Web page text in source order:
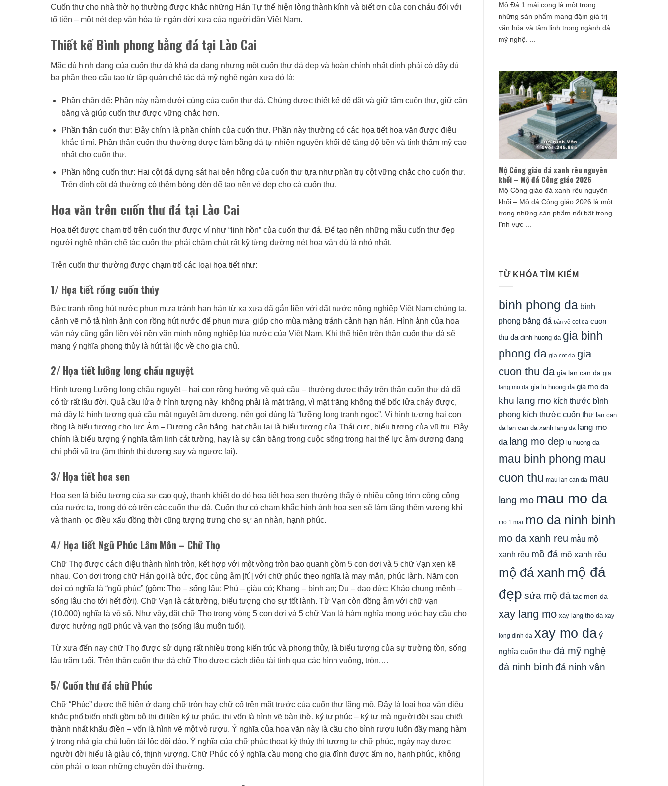
Cuốn thư cho nhà thờ họ thường được khắc những Hán Tự thể hiện lòng thành kính và biết ơn của con cháu đối với
tổ tiên – một nét đẹp văn hóa từ ngàn đời xưa của người dân Việt Nam.
Thiết kế Bình phong bằng đá tại Lào Cai
Mặc dù hình dạng của cuốn thư đá khá đa dạng nhưng một cuốn thư đá đẹp và hoàn chỉnh nhất định phải có đầy đủ
ba phần theo cấu tạo từ tập quán chế tác đá mỹ nghệ ngàn xưa đó là:
Phần chân đế: Phần này nằm dưới cùng của cuốn thư đá. Chúng được thiết kế để đặt và giữ tấm cuốn thư, giữ cân
bằng và giúp cuốn thư được vững chắc hơn.
Phần thân cuốn thư: Đây chính là phần chính của cuốn thư. Phần này thường có các họa tiết hoa văn được điêu
khắc tỉ mỉ. Phần thân cuốn thư thường được làm bằng đá tự nhiên nguyên khối để tăng độ bền và tính thẩm mỹ cao
nhất cho cuốn thư.
Phần hông cuốn thư: Hai cột đá dựng sát hai bên hông của cuốn thư tựa như phần trụ cột vững chắc cho cuốn thư.
Trên đỉnh cột đá thường có thêm bóng đèn để tạo nên vẻ đẹp cho cả cuốn thư.
Hoa văn trên cuốn thư đá tại Lào Cai
Họa tiết được chạm trổ trên cuốn thư được ví như “linh hồn” của cuốn thư đá. Để tạo nên những mẫu cuốn thư đẹp
người nghệ nhân chế tác cuốn thư phải chăm chút rất kỹ từng đường nét hoa văn dù là nhỏ nhất.
Trên cuốn thư thường được chạm trổ các loại họa tiết như:
1/ Họa tiết rồng cuốn thủy
Bức tranh rồng hút nước phun mưa tránh hạn hán từ xa xưa đã gắn liền với đất nước nông nghiệp Việt Nam chúng ta,
cảnh vẽ mô tả hình ảnh con rồng hút nước để phun mưa, giúp cho mùa màng tránh cảnh hạn hán. Hình ảnh của hoa
văn này cũng gắn liền với nền văn minh nông nghiệp lúa nước của Việt Nam. Khi thể hiện trên thân cuốn thư đá sẽ
mang ý nghĩa phong thủy là hút tài lộc về cho gia chủ.
2/ Họa tiết lưỡng long chầu nguyệt
Hình tượng Lưỡng long chầu nguyệt – hai con rồng hướng về quả cầu – thường được thấy trên thân cuốn thư đá đã
có từ rất lâu đời. Quả cầu lửa ở hình tượng này không phải là mặt trăng, vì mặt trăng không thể bốc lửa cháy được,
mà đây là hình tượng quả cầu mặt nguyệt âm dương, nên gọi đúng là “lưỡng long tranh ngọc”. Vì hình tượng hai con
rồng là biểu tượng cho lực Âm – Dương cân bằng, hạt châu lại là biểu tượng của Thái cực, biểu tượng của vũ trụ. Đây
chính là biểu tượng ý nghĩa tâm linh cát tường, hay là sự cân bằng trong cuộc sống trong hai thế lực âm/ dương đang
chi phối vũ trụ (âm thịnh thì dương suy và ngược lại).
3/ Họa tiết hoa sen
Hoa sen là biểu tượng của sự cao quý, thanh khiết do đó họa tiết hoa sen thường thấy ở nhiều công trình công cộng
của nước ta, trong đó có trên các cuốn thư đá. Cuốn thư có chạm khắc hình ảnh hoa sen sẽ làm tăng thêm vượng khí
và thanh lọc điều xấu đồng thời cũng tượng trưng cho sự an nhàn, hạnh phúc.
4/ Họa tiết Ngũ Phúc Lâm Môn – Chữ Thọ
Chữ Thọ được cách điệu thành hình tròn, kết hợp với một vòng tròn bao quanh gồm 5 con dơi và 5 chữ Vạn xen kẽ
nhau. Con dơi trong chữ Hán gọi là bức, đọc cùng âm [fú] với chữ phúc theo nghĩa là may mắn, phúc lành. Năm con
dơi có nghĩa là “ngũ phúc” (gồm: Thọ – sống lâu; Phú – giàu có; Khang – bình an; Du – đạo đức; Khảo chung mệnh –
sống lâu cho tới hết đời). Chữ Vạn là cát tường, biểu tượng cho sự tốt lành. Từ Vạn còn đồng âm với chữ vạn
(10.000) nghĩa là vô số. Như vậy, đặt chữ Thọ trong vòng 5 con dơi và 5 chữ Vạn là hàm nghĩa mong ước hay cầu cho
được hưởng ngũ phúc và vạn thọ (sống lâu muôn tuổi).
Từ xưa đến nay chữ Thọ được sử dụng rất nhiều trong kiến trúc và phong thủy, là biểu tượng của sự trường tồn, sống
lâu trăm tuổi. Trên thân cuốn thư đá chữ Thọ được cách điệu tài tình qua các hình vuông, tròn,…
5/ Cuốn thư đá chữ Phúc
Chữ “Phúc” được thể hiện ở dạng chữ tròn hay chữ cổ trên mặt trước của cuốn thư lăng mộ. Đây là loại hoa văn điêu
khắc phổ biến nhất gồm bộ thị đi liền ký tự phúc, thị vốn là hình vẽ bàn thờ, ký tự phúc – ký tự mà người đời sau chiết
thành nhất khẩu điền – vốn là hình vẽ một vò rượu. Ý nghĩa của hoa văn này là cầu cho bình rượu luôn đầy mang hàm
ý trong nhà gia chủ luôn tài lộc dồi dào. Ý nghĩa của chữ phúc thoạt kỳ thủy thì tương tự chữ phúc, ngày nay được
người đời hiểu là giàu có, thịnh vượng. Chữ Phúc có ý nghĩa cầu mong cho gia đình được ấm no, hạnh phúc, không
còn phải lo toan những chuyện đời thường.
Mộ Đá 1 mái cong là một trong
những sản phẩm mang đậm giá trị
văn hóa và tâm linh trong ngành đá
mỹ nghệ. ...
Mộ Công giáo đá xanh rêu nguyên
khối – Mộ đá Công giáo 2026
Mộ Công giáo đá xanh rêu nguyên
khối – Mộ đá Công giáo 2026 là một
trong những sản phẩm nổi bật trong
lĩnh vực ...
TỪ KHÓA TÌM KIẾM
binh phong da bình
phong bằng đá bản vẽ cot da cuon
thu da dinh huong da gia binh
phong da gia cot da gia
cuon thu da gia lan can da gia
lang mo da gia lu huong da gia mo da
khu lang mo kích thước bình
phong kích thước cuốn thư lan can
da lan can da xanh lang da lang mo
da lang mo dep lu huong da
mau binh phong mau
cuon thu mau lan can da mau
lang mo mau mo da
mo 1 mai mo da ninh binh
mo da xanh reu mẫu mộ
xanh rêu mồ đá mộ xanh rêu
mộ đá xanh mộ đá
đẹp sửa mộ đá tac mon da
xay lang mo xay lang tho da xay
long dinh da xay mo da ý
nghĩa cuốn thư đá mỹ nghệ
đá ninh bình đá ninh vân